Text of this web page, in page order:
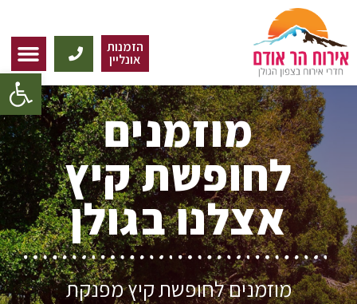
הזמנות
אונליין
מוזמנים
לחופשת קיץ
אצלנו בגולן
מוזמנים לחופשת קיץ מפנקת